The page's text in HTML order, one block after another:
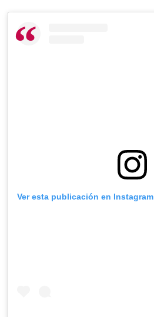
Ver esta publicación en Instagram